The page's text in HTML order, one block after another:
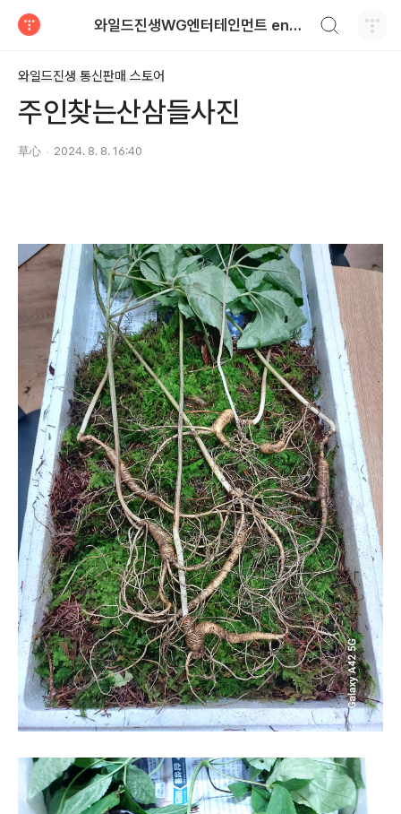
와일드진생WG엔터테인먼트 entertainment
와일드진생 통신판매 스토어
주인찾는산삼들사진
草心 2024. 8. 8. 16:40